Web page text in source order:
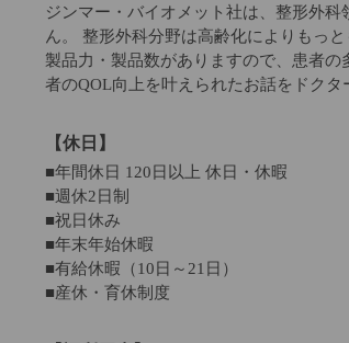
ジンマー・バイオメット社は、整形外
ん。 整形外科分野は高齢化によりもっと
製品力・製品数がありますので、患者の
者のQOL向上を叶えられたお話をドク
【休日】
■年間休日 120日以上 休日・休暇
■週休2日制
■祝日休み
■年末年始休暇
■有給休暇（10日～21日）
■産休・育休制度